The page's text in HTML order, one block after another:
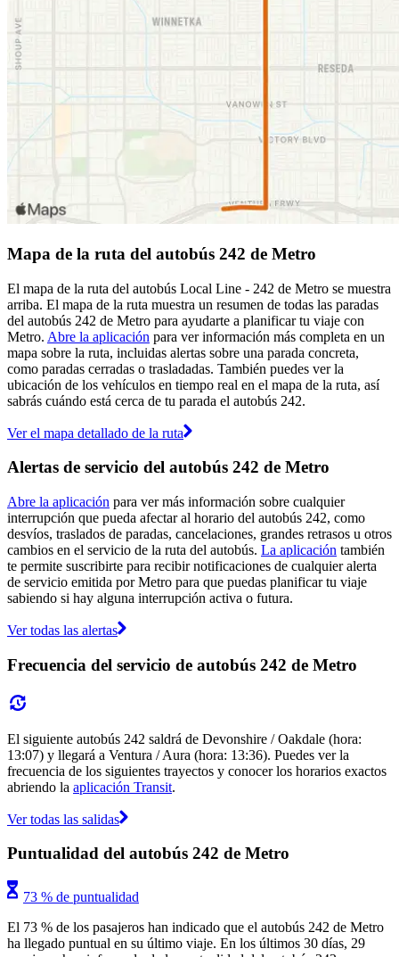
Mapa de la ruta del autobús 242 de Metro
El mapa de la ruta del autobús Local Line - 242 de Metro se muestra
arriba. El mapa de la ruta muestra un resumen de todas las paradas
del autobús 242 de Metro para ayudarte a planificar tu viaje con
Metro. Abre la aplicación para ver información más completa en un
mapa sobre la ruta, incluidas alertas sobre una parada concreta,
como paradas cerradas o trasladadas. También puedes ver la
ubicación de los vehículos en tiempo real en el mapa de la ruta, así
sabrás cuándo está cerca de tu parada el autobús 242.
Ver el mapa detallado de la ruta
Alertas de servicio del autobús 242 de Metro
Abre la aplicación para ver más información sobre cualquier
interrupción que pueda afectar al horario del autobús 242, como
desvíos, traslados de paradas, cancelaciones, grandes retrasos u otros
cambios en el servicio de la ruta del autobús. La aplicación también
te permite suscribirte para recibir notificaciones de cualquier alerta
de servicio emitida por Metro para que puedas planificar tu viaje
sabiendo si hay alguna interrupción activa o futura.
Ver todas las alertas
Frecuencia del servicio de autobús 242 de Metro
El siguiente autobús 242 saldrá de Devonshire / Oakdale (hora:
13:07) y llegará a Ventura / Aura (hora: 13:36). Puedes ver la
frecuencia de los siguientes trayectos y conocer los horarios exactos
abriendo la aplicación Transit.
Ver todas las salidas
Puntualidad del autobús 242 de Metro
73 % de puntualidad
El 73 % de los pasajeros han indicado que el autobús 242 de Metro
ha llegado puntual en su último viaje. En los últimos 30 días, 29